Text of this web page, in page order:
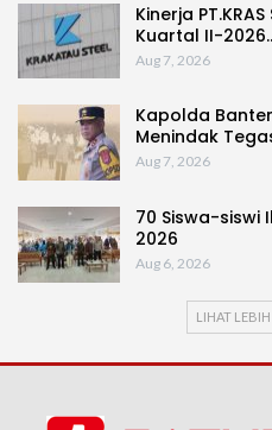
Kinerja
Kuartal II-
Aug 7, 2026
Kapolda
Menindak
Aug 7, 2026
70 Siswa-siswi
2026
Aug 6, 2026
LIHAT